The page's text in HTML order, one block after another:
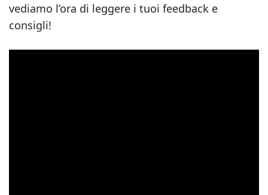
vediamo l’ora di leggere i tuoi feedback e
consigli!